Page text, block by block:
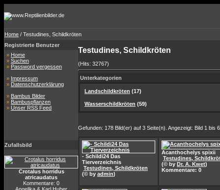
Home / Testudines, Schildkröten
Registrierte Benutzer
» Home
» Suchen
» Password vergessen
» Impressum
» Datenschutzerklärung
» Bambus Bilder
» Bambuspflanzen
» Unser RSS Feed
Zufallsbild
Crotalus horridus
atricaudatus
Kommentare: 0
Testudines, Schildkröten
(Hits: 32767)
Unterkategorien
Landschildkröten (17)
Wasserschildkröten (59)
Gefunden: 178 Bild(er) auf 3 Seite(n). Angezeigt: Bild 1 bis
- Schildi24 Das
Tierverzeichnis
Testudines, Schildkröten
(© by admin)
Acanthochelys spixii
Testudines,
(© by Dr. A. Kwet)
Kommentare: 0